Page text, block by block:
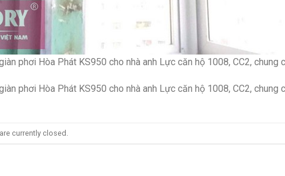
phơi Hòa Phát KS950 cho nhà anh Lực căn hộ 1008, CC2, chung
phơi Hòa Phát KS950 cho nhà anh Lực căn hộ 1008, CC2, chung
currently closed.